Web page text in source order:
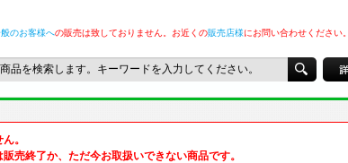
のお客様への販売は致しておりません。お近くの販売店様にお問い合わせください。
。
売終了か、ただ今お取扱いできない商品です。